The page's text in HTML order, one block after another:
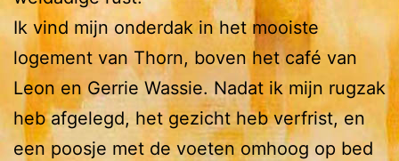
Ik vind mijn onderdak in het mooiste
logement van Thorn, boven het café van
Leon en Gerrie Wassie. Nadat ik mijn rugzak
heb afgelegd, het gezicht heb verfrist, en
een poosje met de voeten omhoog op bed